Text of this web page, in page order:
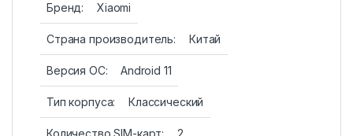
Бренд: Xiaomi
Страна производитель: Китай
Версия ОС: Android 11
Тип корпуса: Классический